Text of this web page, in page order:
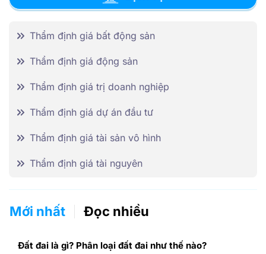
Thẩm định giá bất động sản
Thẩm định giá động sản
Thẩm định giá trị doanh nghiệp
Thẩm định giá dự án đầu tư
Thẩm định giá tài sản vô hình
Thẩm định giá tài nguyên
Mới nhất Đọc nhiều
Đất đai là gì? Phân loại đất đai như thế nào?